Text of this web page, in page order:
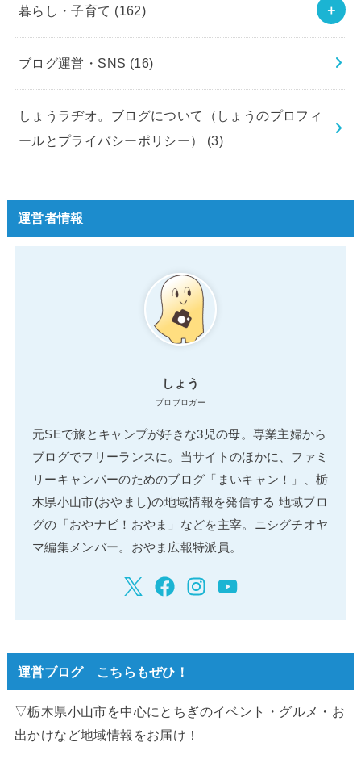
暮らし・子育て (162)
ブログ運営・SNS (16)
しょうラヂオ。ブログについて（しょうのプロフィ
ールとプライバシーポリシー） (3)
運営者情報
しょう
プロブロガー
元SEで旅とキャンプが好きな3児の母。専業主婦から
ブログでフリーランスに。当サイトのほかに、ファミ
リーキャンパーのためのブログ「まいキャン！」、栃
木県小山市(おやまし)の地域情報を発信する 地域ブロ
グの「おやナビ！おやま」などを主宰。ニシグチオヤ
マ編集メンバー。おやま広報特派員。
運営ブログ こちらもぜひ！
▽栃木県小山市を中心にとちぎのイベント・グルメ・お
出かけなど地域情報をお届け！